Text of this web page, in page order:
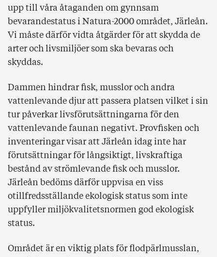
upp till våra åtaganden om gynnsam
bevarandestatus i Natura-2000 området, Järleån.
Vi måste därför vidta åtgärder för att skydda de
arter och livsmiljöer som ska bevaras och
skyddas.
Dammen hindrar fisk, musslor och andra
vattenlevande djur att passera platsen vilket i sin
tur påverkar livsförutsättningarna för den
vattenlevande faunan negativt. Provfisken och
inventeringar visar att Järleån idag inte har
förutsättningar för långsiktigt, livskraftiga
bestånd av strömlevande fisk och musslor.
Järleån bedöms därför uppvisa en viss
otillfredsställande ekologisk status som inte
uppfyller miljökvalitetsnormen god ekologisk
status.
Området är en viktig plats för flodpärlmusslan,